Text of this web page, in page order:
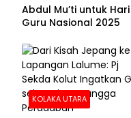
Abdul Mu’ti untuk Hari
Guru Nasional 2025
KOLAKA UTARA